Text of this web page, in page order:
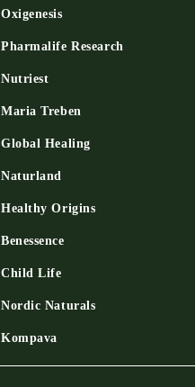
Oxigenesis
Pharmalife Research
Nutriest
Maria Treben
Global Healing
Naturland
Healthy Origins
Benessence
Child Life
Nordic Naturals
Kompava